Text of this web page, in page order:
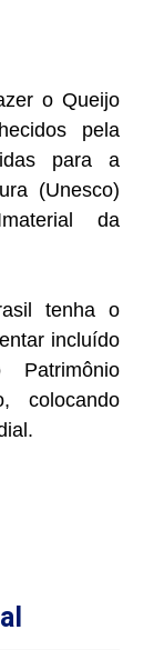
o Queijo
pela
para a
(Unesco)
da
tenha o
incluído
colocando